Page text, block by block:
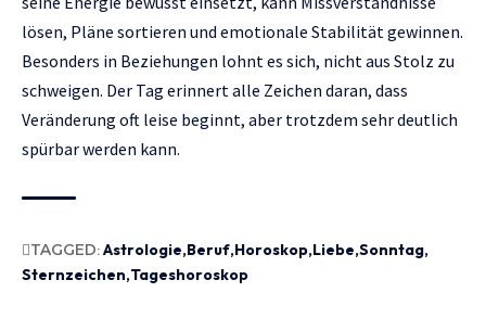
lösen, Pläne sortieren und emotionale Stabilität gewinnen.
Besonders in Beziehungen lohnt es sich, nicht aus Stolz zu
schweigen. Der Tag erinnert alle Zeichen daran, dass
Veränderung oft leise beginnt, aber trotzdem sehr deutlich
spürbar werden kann.
TAGGED:Astrologie Beruf Horoskop Liebe Sonntag
Sternzeichen Tageshoroskop